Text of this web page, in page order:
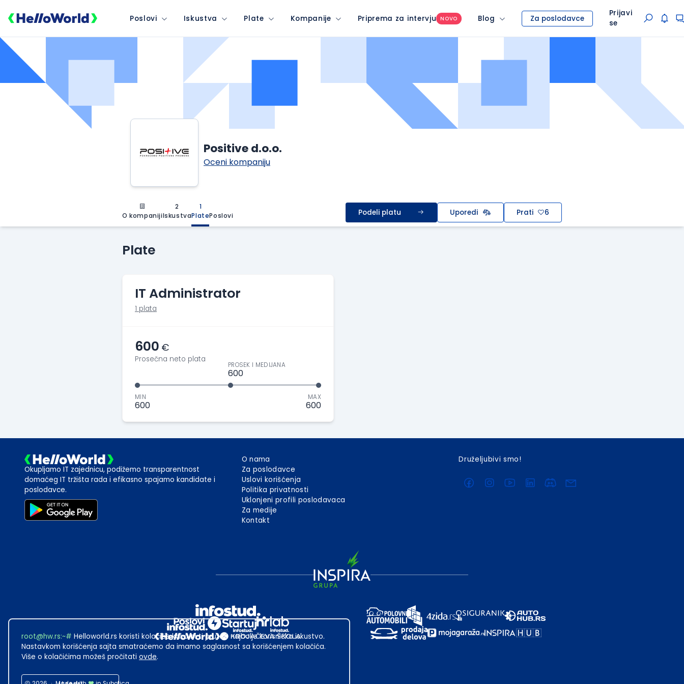
Poslovi Iskustva Plate Kompanije Priprema za intervju NOVO Blog Za poslodavce
Prijavi
se
Positive d.o.o.
Oceni kompaniju
O kompaniji
2
Iskustva
1
PlatePoslovi Podeli platu Uporedi Prati 6
Plate
IT Administrator
1 plata
600 €
Prosečna neto plata
MIN
600
PROSEK I MEDIJANA
600
MAX
600
Okupljamo IT zajednicu, podižemo transparentnost
domaćeg IT tržišta rada i efikasno spajamo kandidate i
poslodavce.
O nama
Za poslodavce
Uslovi korišćenja
Politika privatnosti
Uklonjeni profili poslodavaca
Za medije
Kontakt
Druželjubivi smo!
root@hw.rs:~# Helloworld.rs koristi kolačiće kako bi ti pružao najbolje korisničko iskustvo.
Nastavkom korišćenja sajta smatraćemo da imamo saglasnost sa korišćenjem kolačića.
Više o kolačićima možeš pročitati ovde.